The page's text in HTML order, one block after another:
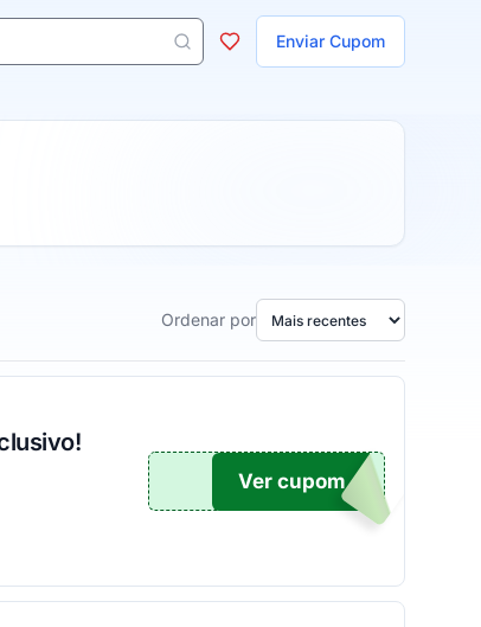
Enviar Cupom
Ordenar por
UPOM
Ver cupom